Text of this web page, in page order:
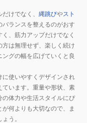
けでなく、 縄跳びやスト
ランスを整えるのがおす
、筋力アップだけでなく
は無理せず、楽しく続け
グの幅を広げていくと良
に使いやすくデザインされ
います。重量や形状、素
体力や生活スタイルにぴ
何よりも大切なので、ま
う。